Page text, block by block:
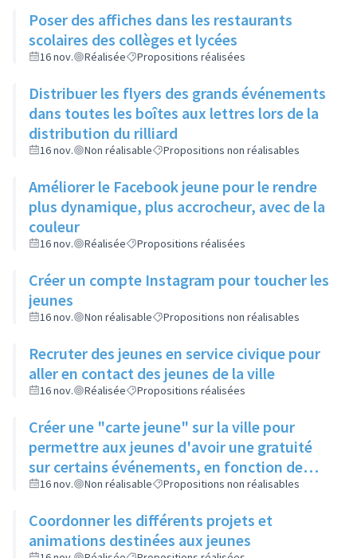
Poser des affiches dans les restaurants
scolaires des collèges et lycées
16 nov. Réalisée Propositions réalisées
Distribuer les flyers des grands événements
dans toutes les boîtes aux lettres lors de la
distribution du rilliard
16 nov. Non réalisable Propositions non réalisables
Améliorer le Facebook jeune pour le rendre
plus dynamique, plus accrocheur, avec de la
couleur
16 nov. Réalisée Propositions réalisées
Créer un compte Instagram pour toucher les
jeunes
16 nov. Non réalisable Propositions non réalisables
Recruter des jeunes en service civique pour
aller en contact des jeunes de la ville
16 nov. Réalisée Propositions réalisées
Créer une "carte jeune" sur la ville pour
permettre aux jeunes d'avoir une gratuité
sur certains événements, en fonction de
leur participation aux actions de la ville
16 nov. Non réalisable Propositions non réalisables
Coordonner les différents projets et
animations destinées aux jeunes